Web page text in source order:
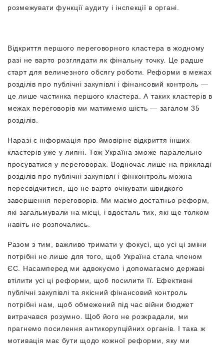
розмежувати функції аудиту і інспекції в органі.
Відкриття першого переговорного кластера в жодному
разі не варто розглядати як фінальну точку. Це радше
старт для величезного обсягу роботи. Реформи в межах
розділів про публічні закупівлі і фінансовий контроль —
це лише частинка першого кластера. А таких кластерів в
межах переговорів ми матимемо шість — загалом 35
розділів.
Наразі є інформація про ймовірне відкриття інших
кластерів уже у липні. Тож Україна зможе паралельно
просуватися у переговорах. Водночас лише на прикладі
розділів про публічні закупівлі і фінконтроль можна
пересвідчитися, що не варто очікувати швидкого
завершення переговорів. Ми маємо достатньо реформ,
які загальмували на місці, і вдосталь тих, які ще толком
навіть не розпочались.
Разом з тим, важливо тримати у фокусі, що усі ці зміни
потрібні не лише для того, щоб Україна стала членом
ЄС. Насамперед ми адвокуємо і допомагаємо державі
втілити усі ці реформи, щоб посилити її. Ефективні
публічні закупівлі та якісний фінансовий контроль
потрібні нам, щоб обмежений під час війни бюджет
витрачався розумно. Щоб його не розкрадали, ми
прагнемо посилення антикорупційних органів. І така ж
мотивація має бути щодо кожної реформи, яку ми